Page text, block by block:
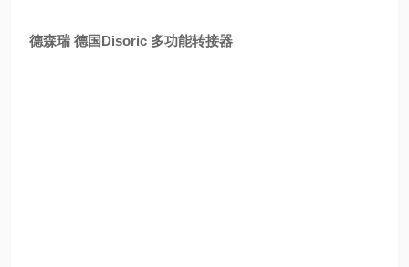
德森瑞 德国Disoric 多功能转接器